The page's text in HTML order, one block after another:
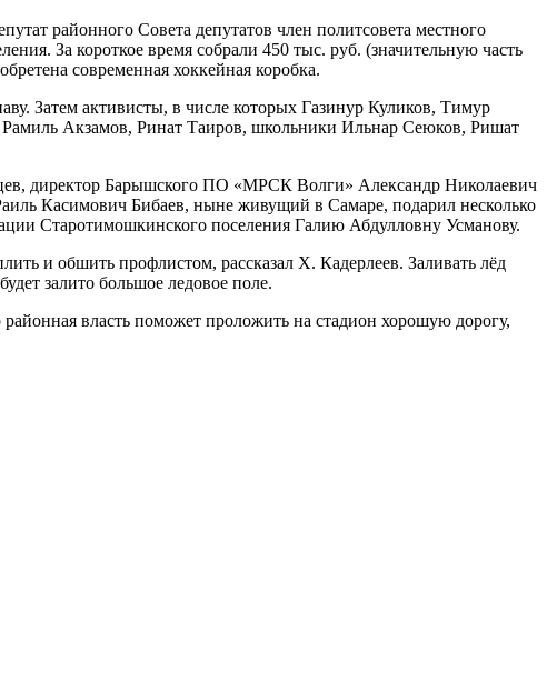
районного Совета депутатов член политсовета местного
За короткое время собрали 450 тыс. руб. (значительную часть
современная хоккейная коробка.
Затем активисты, в числе которых Газинур Куликов, Тимур
Акзамов, Ринат Таиров, школьники Ильнар Сеюков, Ришат
директор Барышского ПО «МРСК Волги» Александр Николаевич
Касимович Бибаев, ныне живущий в Самаре, подарил несколько
Старотимошкинского поселения Галию Абдулловну Усманову.
и обшить профлистом, рассказал Х. Кадерлеев. Заливать лёд
залито большое ледовое поле.
власть поможет проложить на стадион хорошую дорогу,